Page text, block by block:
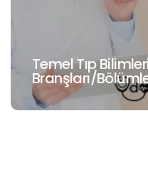
Cerrahi